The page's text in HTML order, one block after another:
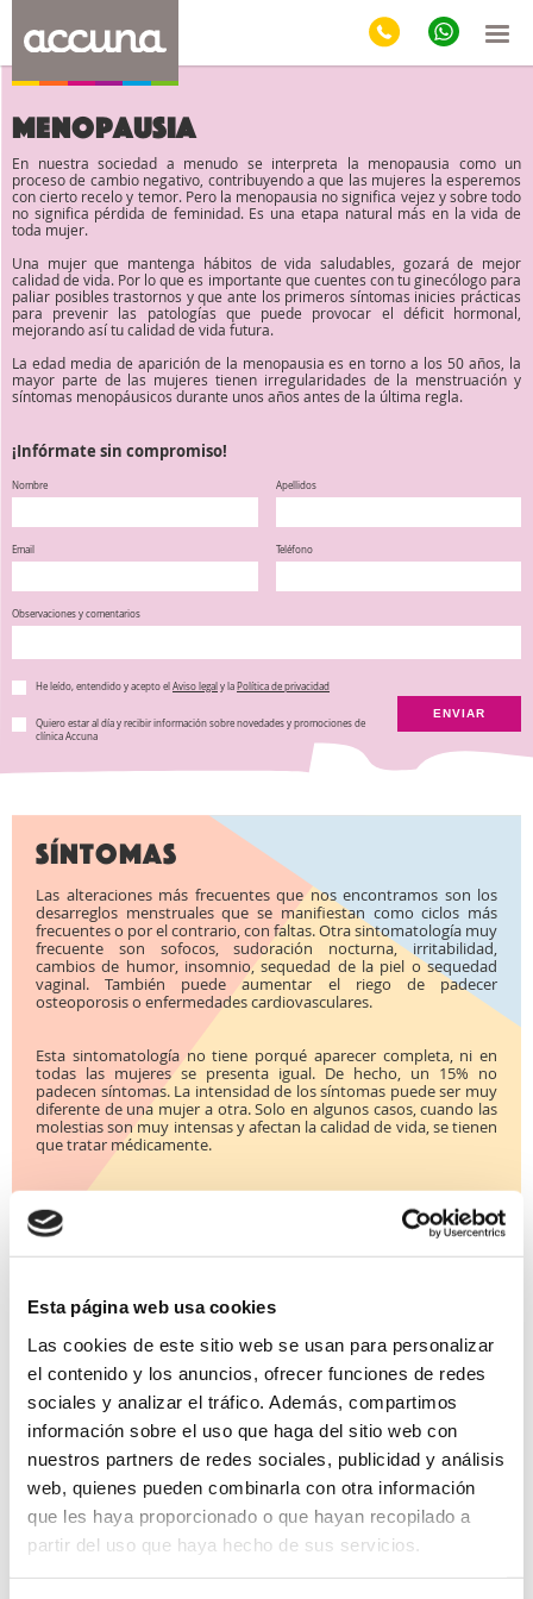
Esta página web usa cookies
Las cookies de este sitio web se usan para personalizar
el contenido y los anuncios, ofrecer funciones de redes
sociales y analizar el tráfico. Además, compartimos
información sobre el uso que haga del sitio web con
nuestros partners de redes sociales, publicidad y análisis
web, quienes pueden combinarla con otra información
que les haya proporcionado o que hayan recopilado a
partir del uso que haya hecho de sus servicios.
Menopausia
En nuestra sociedad a menudo se interpreta la menopausia como un
proceso de cambio negativo, contribuyendo a que las mujeres la esperemos
con cierto recelo y temor. Pero la menopausia no significa vejez y sobre todo
no significa pérdida de feminidad. Es una etapa natural más en la vida de
toda mujer.
Una mujer que mantenga hábitos de vida saludables, gozará de mejor
calidad de vida. Por lo que es importante que cuentes con tu ginecólogo para
paliar posibles trastornos y que ante los primeros síntomas inicies prácticas
para prevenir las patologías que puede provocar el déficit hormonal,
mejorando así tu calidad de vida futura.
La edad media de aparición de la menopausia es en torno a los 50 años, la
mayor parte de las mujeres tienen irregularidades de la menstruación y
síntomas menopáusicos durante unos años antes de la última regla.
¡Infórmate sin compromiso!
Nombre Apellidos
Email Teléfono
Observaciones y comentarios
He leído, entendido y acepto el Aviso legal y la Política de privacidad
Quiero estar al día y recibir información sobre novedades y promociones de
clínica Accuna
ENVIAR
Síntomas
Las alteraciones más frecuentes que nos encontramos son los
desarreglos menstruales que se manifiestan como ciclos más
frecuentes o por el contrario, con faltas. Otra sintomatología muy
frecuente son sofocos, sudoración nocturna, irritabilidad,
cambios de humor, insomnio, sequedad de la piel o sequedad
vaginal. También puede aumentar el riego de padecer
osteoporosis o enfermedades cardiovasculares.
Esta sintomatología no tiene porqué aparecer completa, ni en
todas las mujeres se presenta igual. De hecho, un 15% no
padecen síntomas. La intensidad de los síntomas puede ser muy
diferente de una mujer a otra. Solo en algunos casos, cuando las
molestias son muy intensas y afectan la calidad de vida, se tienen
que tratar médicamente.
Hoy en día tenemos diferentes pautas de tratamiento y distintas
presentaciones de los mismos, como comprimidos, geles,
parches, etc. que nos permiten adaptarnos mejor a las
necesidades de cada mujer. Nuestro equipo de ginecólogos te